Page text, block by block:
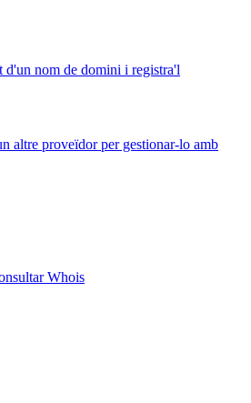
nom de domini i registra'l
altre proveïdor per gestionar-lo amb
Whois